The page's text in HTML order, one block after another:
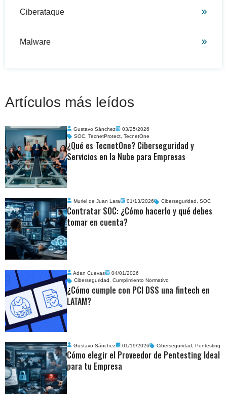
Ciberataque
Malware
Artículos más leídos
Gustavo Sánchez
03/25/2026
SOC,TecnetProtect,TecnetOne
¿Qué es TecnetOne? Ciberseguridad y
Servicios en la Nube para Empresas
Muriel de Juan Lara 01/13/2026 Ciberseguridad ,SOC
Contratar SOC: ¿Cómo hacerlo y qué debes
tomar en cuenta?
Adan Cuevas
04/01/2026
Ciberseguridad ,Cumplimiento Normativo
¿Cómo cumple con PCI DSS una fintech en
LATAM?
Gustavo Sánchez 01/19/2026 Ciberseguridad ,Pentesting
Cómo elegir el Proveedor de Pentesting Ideal
para tu Empresa